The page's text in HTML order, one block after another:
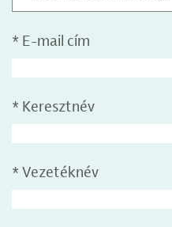
* E-mail cím
* Keresztnév
* Vezetéknév